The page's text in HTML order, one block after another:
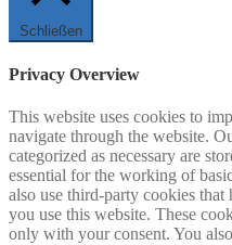
Schließen
Privacy Overview
This website uses cookies to
navigate through the website.
categorized as necessary are
essential for the working of
also use third-party cookies
you use this website. These
only with your consent. You